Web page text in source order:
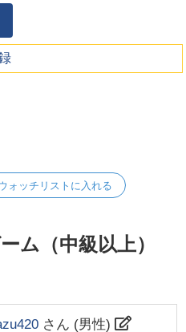
ォッチリストに入れる
ム（中級以上）
さん (男性)